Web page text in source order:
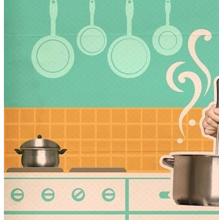
Почему Нельзя Повторно Кипятить
Воду Для Приготовления Чая Или Кофе
Маникюр С Идеальным Красным
Лаком «баловница»
Мясной Рулет С Соевым Соусом И